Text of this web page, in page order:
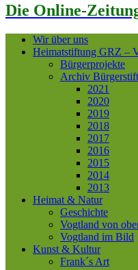
Die Online-
Wir über uns
Heimatstiftung GRZ –
Bürgerprojekte
Archiv
2021
2020
2019
2018
2017
2016
2015
2014
2013
Heimat & Natur
Geschichte
Vogtland von
Vogtland im Bild
Kunst & Kultur
Frank´s Art